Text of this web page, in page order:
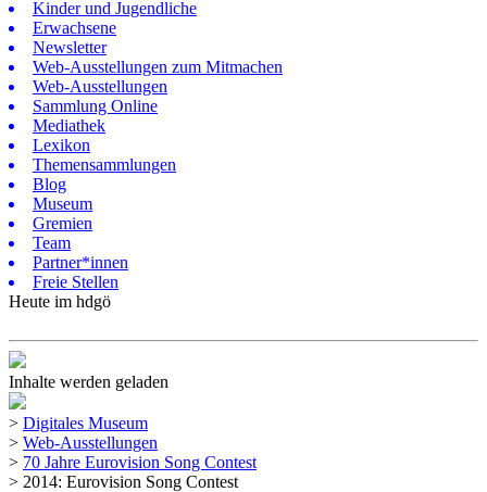
Kinder und Jugendliche
Erwachsene
Newsletter
Web-Ausstellungen zum Mitmachen
Web-Ausstellungen
Sammlung Online
Mediathek
Lexikon
Themensammlungen
Blog
Museum
Gremien
Team
Partner*innen
Freie Stellen
Heute im hdgö
Inhalte werden geladen
> Digitales Museum
> Web-Ausstellungen
> 70 Jahre Eurovision Song Contest
> 2014: Eurovision Song Contest